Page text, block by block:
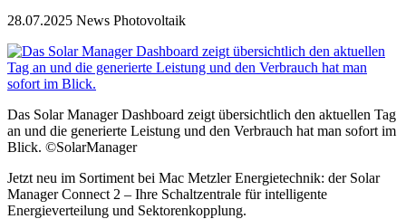
28.07.2025 News Photovoltaik
Das Solar Manager Dashboard zeigt übersichtlich den aktuellen Tag
an und die generierte Leistung und den Verbrauch hat man sofort im
Blick. ©SolarManager
Jetzt neu im Sortiment bei Mac Metzler Energietechnik: der Solar
Manager Connect 2 – Ihre Schaltzentrale für intelligente
Energieverteilung und Sektorenkopplung.